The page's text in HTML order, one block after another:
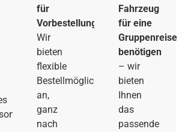
für
Vorbestellungen.
Wir
bieten
flexible
Bestellmöglichkeiten
an,
ganz
nach
Fahrzeug
für eine
Gruppenreise
benötigen
– wir
bieten
Ihnen
das
passende